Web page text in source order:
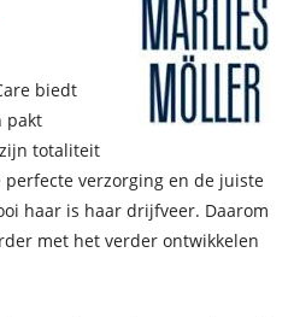
biedt
pakt
totaliteit
verzorging en de juiste
haar is haar drijfveer. Daarom
met het verder ontwikkelen